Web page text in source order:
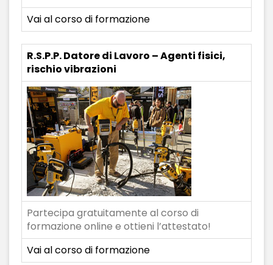
Vai al corso di formazione
R.S.P.P. Datore di Lavoro – Agenti fisici,
rischio vibrazioni
Partecipa gratuitamente al corso di
formazione online e ottieni l’attestato!
Vai al corso di formazione